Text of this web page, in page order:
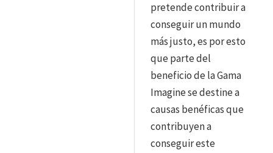
pretende contribuir a
conseguir un mundo
más justo, es por esto
que parte del
beneficio de la Gama
Imagine se destine a
causas benéficas que
contribuyen a
conseguir este